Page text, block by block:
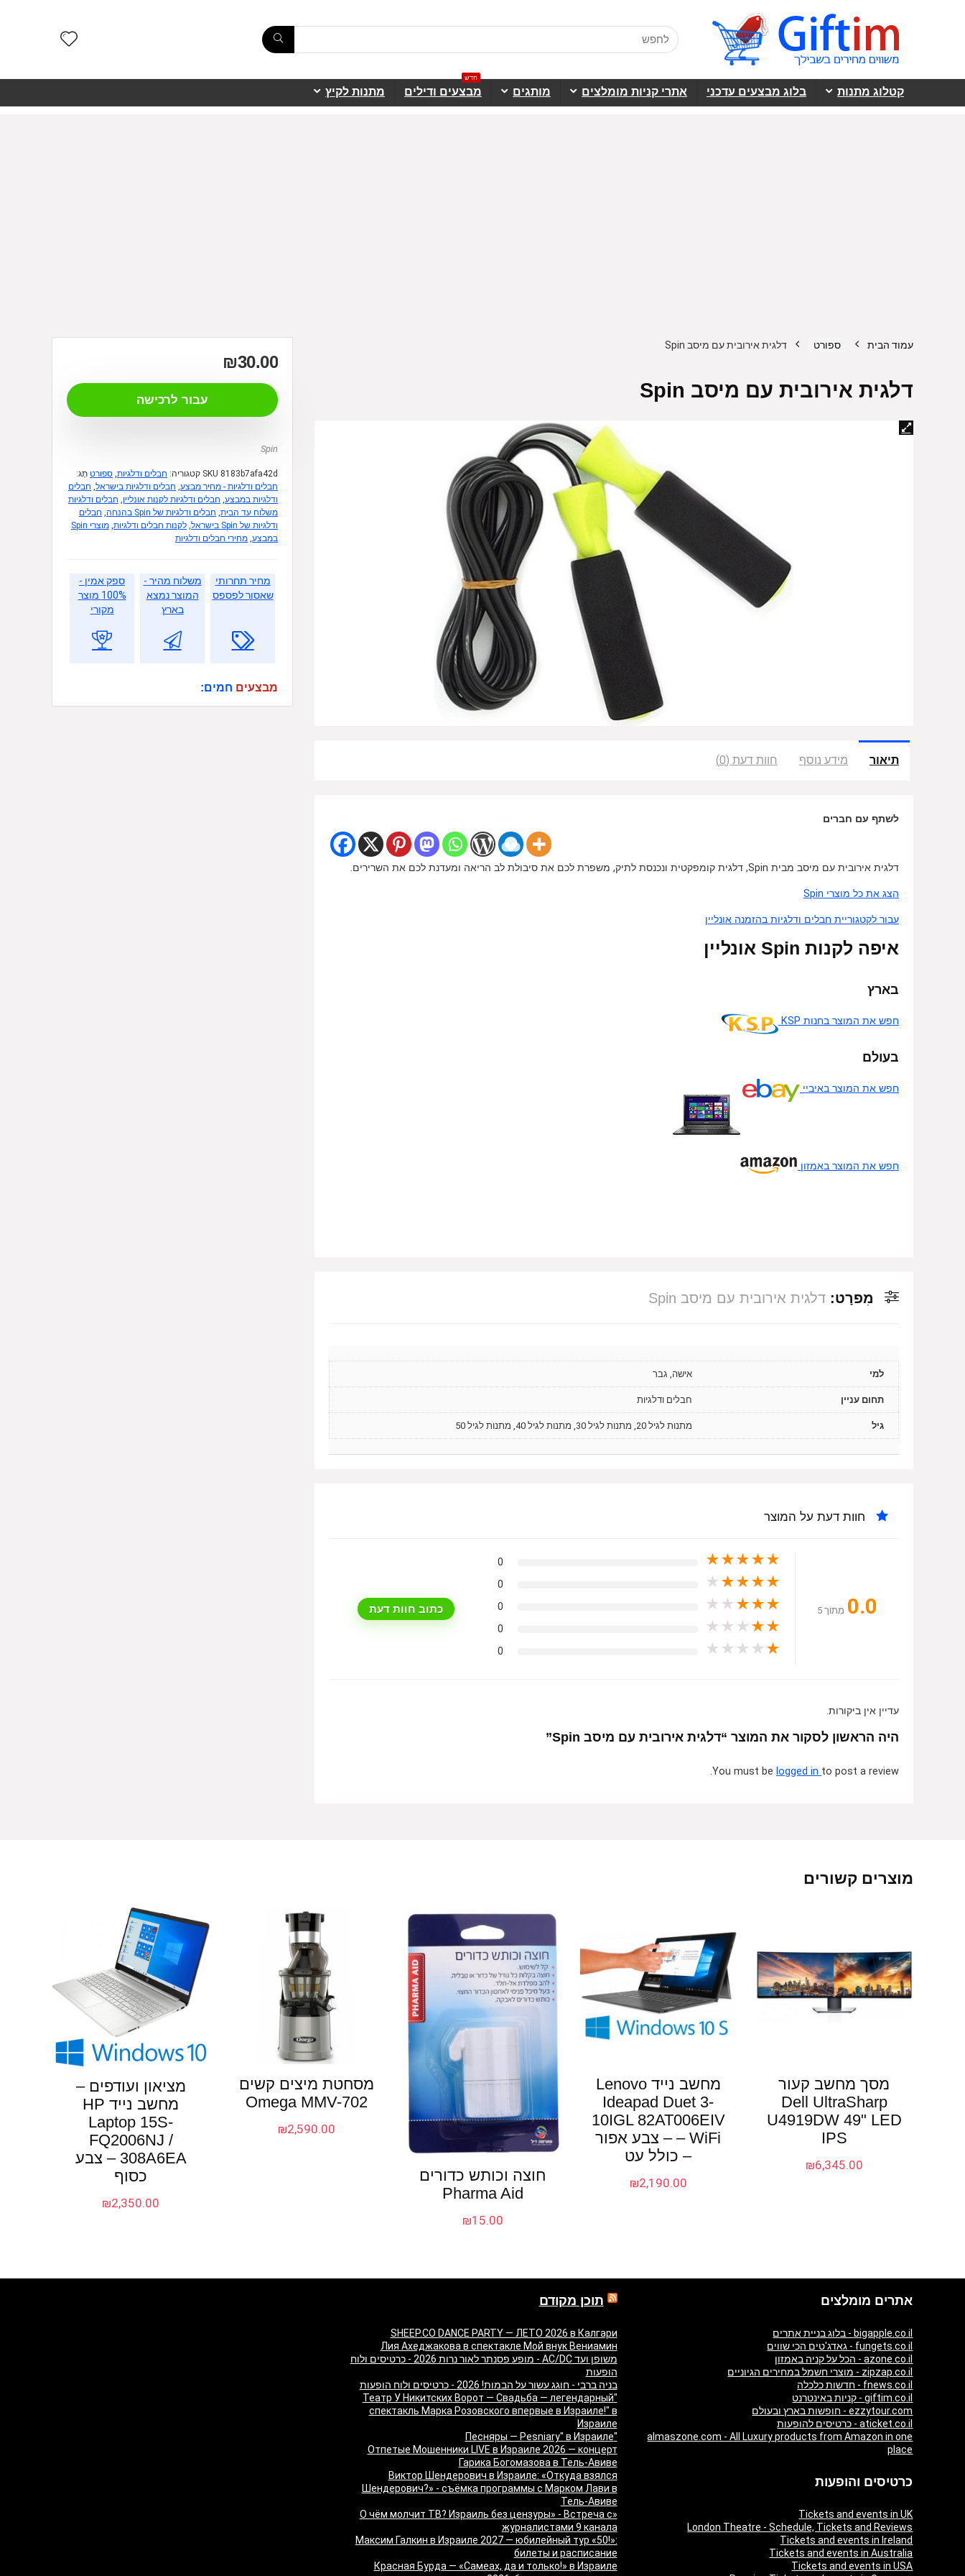
קטלוג מתנות בלוג מבצעים עדכני אתרי קניות מומלצים מותגים מבצעים ודילים
חדש
מתנות לקיץ
עמוד הבית ספורט דלגית אירובית עם מיסב Spin
דלגית אירובית עם מיסב Spin
תיאור מידע נוסף חוות דעת (0)
לשתף עם חברים
דלגית אירובית עם מיסב מבית Spin, דלגית קומפקטית ונכנסת לתיק, משפרת לכם את סיבולת לב הריאה ומעדנת לכם את השרירים.
הצג את כל מוצרי Spin
עבור לקטגוריית חבלים ודלגיות בהזמנה אונליין
איפה לקנות Spin אונליין
בארץ
חפש את המוצר בחנות KSP
בעולם
חפש את המוצר באיביי
חפש את המוצר באמזון
מִפרָט: דלגית אירובית עם מיסב Spin
למי אישה, גבר
תחום עניין חבלים ודלגיות
גיל מתנות לגיל 20, מתנות לגיל 30, מתנות לגיל 40, מתנות לגיל 50
חוות דעת על המוצר
0.0 מִתוֹך 5
★
★
★
★
★
0
★
★
★
★
★
0
★
★
★
★
★
0
★
★
★
★
★
0
★
★
★
★
★
0
כתוב חוות דעת
עדיין אין ביקורות.
היה הראשון לסקור את המוצר “דלגית אירובית עם מיסב Spin”
You must be logged in to post a review.
₪30.00
עבור לרכישה
Spin
SKU 8183b7afa42d קטגוריה: חבלים ודלגיות, ספורט תָג:
חבלים ודלגיות - מחיר מבצע, חבלים ודלגיות בישראל, חבלים
ודלגיות במבצע, חבלים ודלגיות לקנות אונליין, חבלים ודלגיות
משלוח עד הבית, חבלים ודלגיות של Spin בהנחה , חבלים
ודלגיות של Spin בישראל
, לקנות חבלים ודלגיות,
מוצרי Spin
במבצע, מחירי חבלים ודלגיות
מחיר תחרותי
שאסור לפספס
משלוח מהיר -
המוצר נמצא
בארץ
ספק אמין -
100% מוצר
מקורי
מבצעים חמים:
מוצרים קשורים
מסך מחשב קעור
Dell UltraSharp
U4919DW 49" LED
IPS
₪6,345.00
מחשב נייד Lenovo
Ideapad Duet 3-
10IGL 82AT006EIV
– WiFi – צבע אפור
– כולל עט
₪2,190.00
חוצה וכותש כדורים
Pharma Aid
₪15.00
מסחטת מיצים קשים
Omega MMV-702
₪2,590.00
מציאון ועודפים –
מחשב נייד HP
Laptop 15S-
FQ2006NJ /
308A6EA – צבע
כסוף
₪2,350.00
אתרים מומלצים
bigapple.co.il - בלוג בניית אתרים
fungets.co.il - גאדג'טים הכי שווים
azone.co.il - הכל על קניה באמזון
zipzap.co.il - מוצרי חשמל במחירים הגיוניים
fnews.co.il - חדשות כלכלה
giftim.co.il - קניות באינטרנט
ezzytour.com - חופשות בארץ ובעולם
aticket.co.il - כרטיסים להופעות
almaszone.com - All Luxury products from Amazon in one
place
כרטיסים והופעות
Tickets and events in UK
London Theatre - Schedule, Tickets and Reviews
Tickets and events in Ireland
Tickets and events in Australia
Tickets and events in USA
תוכן מקודם
SHEEP.CO DANCE PARTY — ЛЕТО 2026 в Калгари
Лия Ахеджакова в спектакле Мой внук Вениамин
משופן ועד AC/DC - מופע פסנתר לאור נרות 2026 - כרטיסים ולוח
הופעות
בניה ברבי - חוגג עשור על הבמות! 2026 - כרטיסים ולוח הופעות
"Театр У Никитских Ворот — Свадьба — легендарный
спектакль Марка Розовского впервые в Израиле!" в
Израиле
"Песняры — Pesniary" в Израиле
Отпетые Мошенники LIVE в Израиле 2026 — концерт
Гарика Богомазова в Тель-Авиве
Виктор Шендерович в Израиле: «Откуда взялся
Шендерович?» - съёмка программы с Марком Лави в
Тель-Авиве
«О чём молчит ТВ? Израиль без цензуры» - Встреча с
журналистами 9 канала
Максим Галкин в Израиле 2027 — юбилейный тур «50!»:
билеты и расписание
Красная Бурда — «Самеах, да и только!» в Израиле